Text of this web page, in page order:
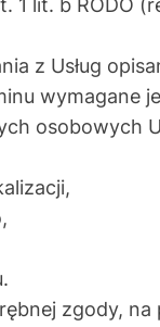
1 lit. b RODO
z Usług
wymagane
osobowych
zgody,